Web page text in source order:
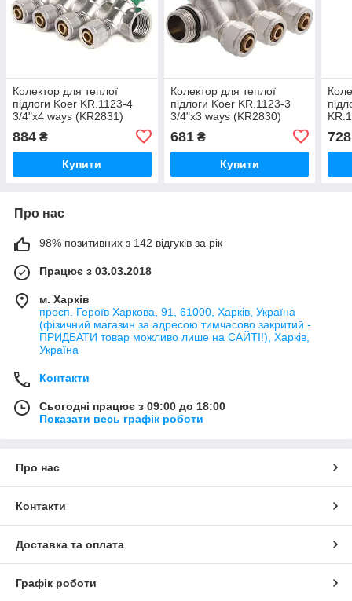
Колектор для теплої
підлоги Koer KR.1123-4
3/4"x4 ways (KR2831)
884 ₴
Купити
Колектор для теплої
підлоги Koer KR.1123-3
3/4"x3 ways (KR2830)
681₴
Купити
728
Про нас
98% позитивних з 142 відгуків за рік
Працює з 03.03.2018
м. Харків
просп. Героїв Харкова, 91, 61000, Харків, Україна
(фізичний магазин за адресою тимчасово закритий -
ПРИДБАТИ товар можливо лише на САЙТІ!), Харків,
Україна
Контакти
Сьогодні працює з 09:00 до 18:00
Показати весь графік роботи
Про нас
Контакти
Доставка та оплата
Графік роботи